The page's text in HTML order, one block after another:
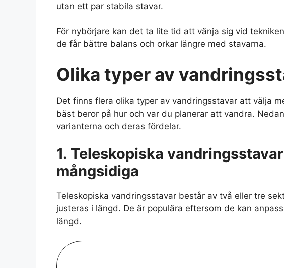
utan ett par stabila stavar.
För nybörjare kan det ta lite tid att vänja sig vid
de får bättre balans och orkar längre med stavarna.
Olika typer av
Det finns flera olika typer av vandringsstavar att välja
bäst beror på hur och var du planerar att vandra.
varianterna och deras fördelar.
1. Teleskopiska
mångsidiga
Teleskopiska vandringsstavar består av två eller tre
justeras i längd. De är populära eftersom de kan
längd.